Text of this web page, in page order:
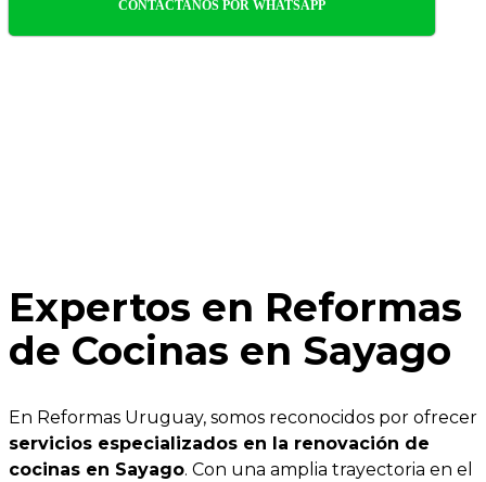
CONTACTANOS POR WHATSAPP
Expertos en Reformas
de Cocinas en Sayago
En Reformas Uruguay, somos reconocidos por ofrecer
servicios especializados en la renovación de
cocinas en Sayago. Con una amplia trayectoria en el